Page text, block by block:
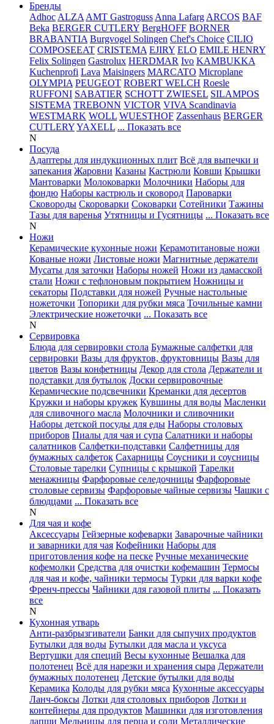
Бренды
Adhoc ALZA AMT Gastroguss Anna Lafarg ARCOS BAF
Beka BERGER CUTLERY BergHOFF BORNER
BRABANTIA Burgvogel Solingen Chef's Choice CILIO
COMPOSEEAT CRISTEMA EJIRY ELO EMILE HENRY
Felix Solingen Gastrolux HERDMAR Ivo KAMBUKKA
Kuchenprofi Lava Maisingers MARCATO Microplane
OLYMPIA PEUGEOT ROBERT WELCH Roesle
RUFFONI SABATIER SCHOTT ZWIESEL SILAMPOS
SISTEMA TREBONN VICTOR VIVA Scandinavia
WESTMARK WOLL WUESTHOF Zassenhaus BERGER
CUTLERYYAXELL ... Показать все
N
Посуда
Адаптеры для индукционных плит Всё для выпечки и
запекания Жаровни Казаны Кастрюли Ковши Крышки
Мантоварки Молоковарки Молочники Наборы для
фондю Наборы кастрюль и сковород Пароварки
Сковороды Скороварки Соковарки Сотейники Тажины
Тазы для варенья Утятницы и Гусятницы ... Показать все
N
Ножи
Керамические кухонные ножи Керамотитановые ножи
Кованые ножи Листовые ножи Магнитные держатели
Мусаты для заточки Наборы ножей Ножи из дамасской
стали Ножи с тефлоновым покрытием Ножницы и
секаторы Подставки для ножей Ручные настольные
ножеточки Топорики для рубки мяса Точильные камни
Электрические ножеточки ... Показать все
N
Сервировка
Блюда для сервировки стола Бумажные салфетки для
сервировки Вазы для фруктов, фруктовницы Вазы для
цветов Вазы конфетницы Декор для стола Держатели и
подставки для бутылок Доски сервировочные
Керамические подсвечники Креманки для десертов
Кружки и наборы кружек Кувшины для воды Масленки
для сливочного масла Молочники и сливочники
Наборы детской посуды для еды Наборы столовых
приборов Пиалы для чая и супа Салатники и наборы
салатников Салфетки-подставки Салфетницы для
бумажных салфеток Сахарницы Соусники и соусницы
Столовые тарелки Супницы с крышкой Тарелки
менажницы Фарфоровые селедочницы Фарфоровые
столовые сервизы Фарфоровые чайные сервизы Чашки с
блюдцами ... Показать все
N
Для чая и кофе
Аксессуары Гейзерные кофеварки Заварочные чайники
и заварники для чая Кофейники Наборы для
приготовления кофе на песке Ручные механические
кофемолки Средства для очистки кофемашин Термосы
для чая и кофе, чайники термосы Турки для варки кофе
Френч-прессы Чайники для газовой плиты ... Показать
все
N
Кухонная утварь
Анти-разбрызгиватели Банки для сыпучих продуктов
Бутылки для воды Бутылки для масла и уксуса
Вертушки для специй Весы кухонные Вешалка для
полотенец Всё для нарезки и хранения сыра Держатели
бумажных полотенец Детские бутылки для воды
Керамика Колоды для рубки мяса Кухонные аксессуары
Ланч-боксы Лотки для столовых приборов Лотки и
контейнеры для продуктов Машинки для изготовления
лапши Мельницы для перца и соли Металлические